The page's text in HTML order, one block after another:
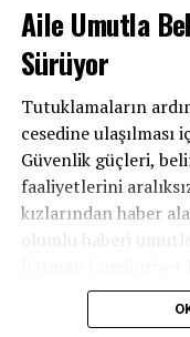
Aile Umutla
Sürüyor
Tutuklamaların
cesedine
Güvenlik güçleri,
faaliyetlerini
kızlarından haber
olumlu haberi
olarak devam